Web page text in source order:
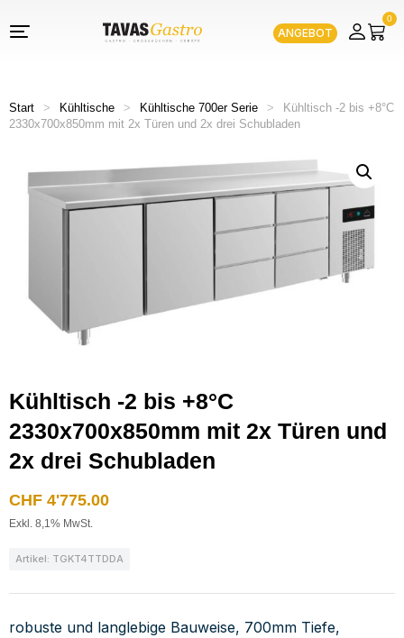
ANGEBOT
0
Start > Kühltische > Kühltische 700er Serie >
Kühltisch -2 bis +8°C
2330x700x850mm mit 2x Türen und 2x drei Schubladen
Kühltisch -2 bis +8°C
2330x700x850mm mit 2x Türen und
2x drei Schubladen
CHF 4'775.00
Exkl. 8,1% MwSt.
Artikel: TGKT4TTDDA
robuste und langlebige Bauweise, 700mm Tiefe,